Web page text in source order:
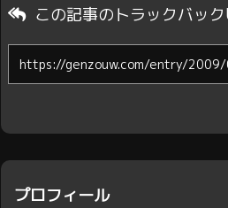
この記事のトラックバック
プロフィール